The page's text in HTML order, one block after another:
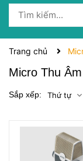
Trang chủ
Micro Thu
Sắp xếp: Thứ tự